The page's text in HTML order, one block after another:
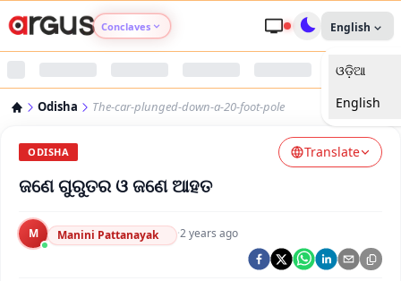
Conclaves
Argus Nari Shakti
Argus Swaad Odisha
English
ଓଡ଼ିଆ
English
Odisha The-car-plunged-down-a-20-foot-pole
ODISHA Translate
ଜଣେ ଗୁରୁତର ଓ ଜଣେ ଆହତ
M Manini Pattanayak ·2 years ago